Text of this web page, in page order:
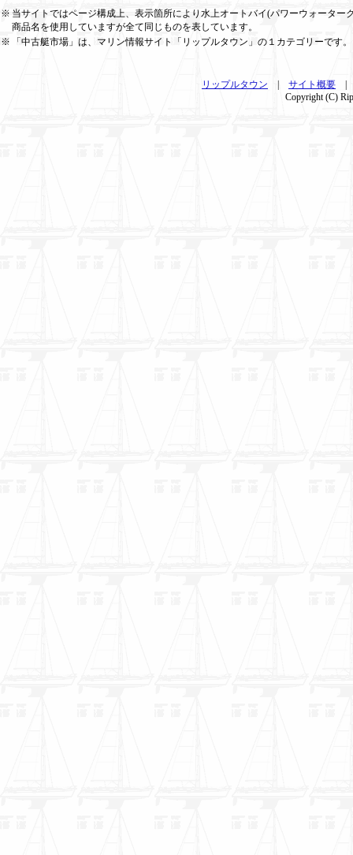
※ 当サイトではページ構成上、表示箇所により水上オートバイ(パワーウォータ
商品名を使用していますが全て同じものを表しています。
※
「中古艇市場」は、マリン情報サイト「リップルタウン」の１カテゴリーです。
リップルタウン サイト概要
Copyright (C)